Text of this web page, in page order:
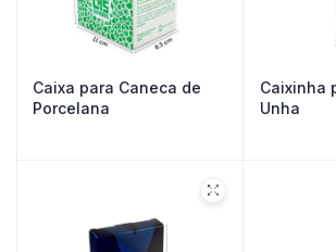
Caixa para Caneca de
Porcelana
Caixinha
Unha